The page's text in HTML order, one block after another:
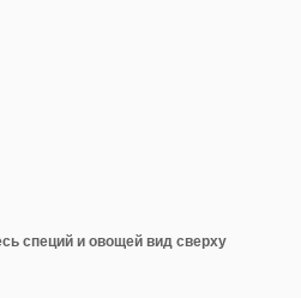
специй и овощей вид сверху